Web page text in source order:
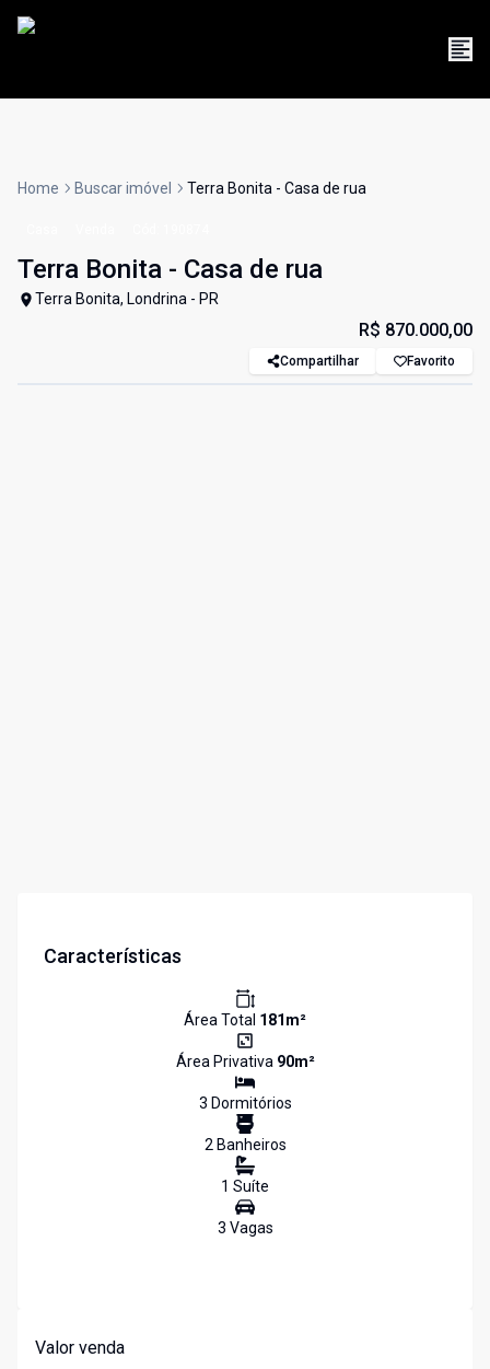
Home Buscar imóvel Terra Bonita - Casa de rua
Terra Bonita - Casa de rua
Terra Bonita, Londrina - PR
R$ 870.000,00
Compartilhar Favorito
Características
Área Total 181m²
Área Privativa 90m²
3 Dormitórios
2Banheiros
1 Suíte
3 Vagas
Valor venda